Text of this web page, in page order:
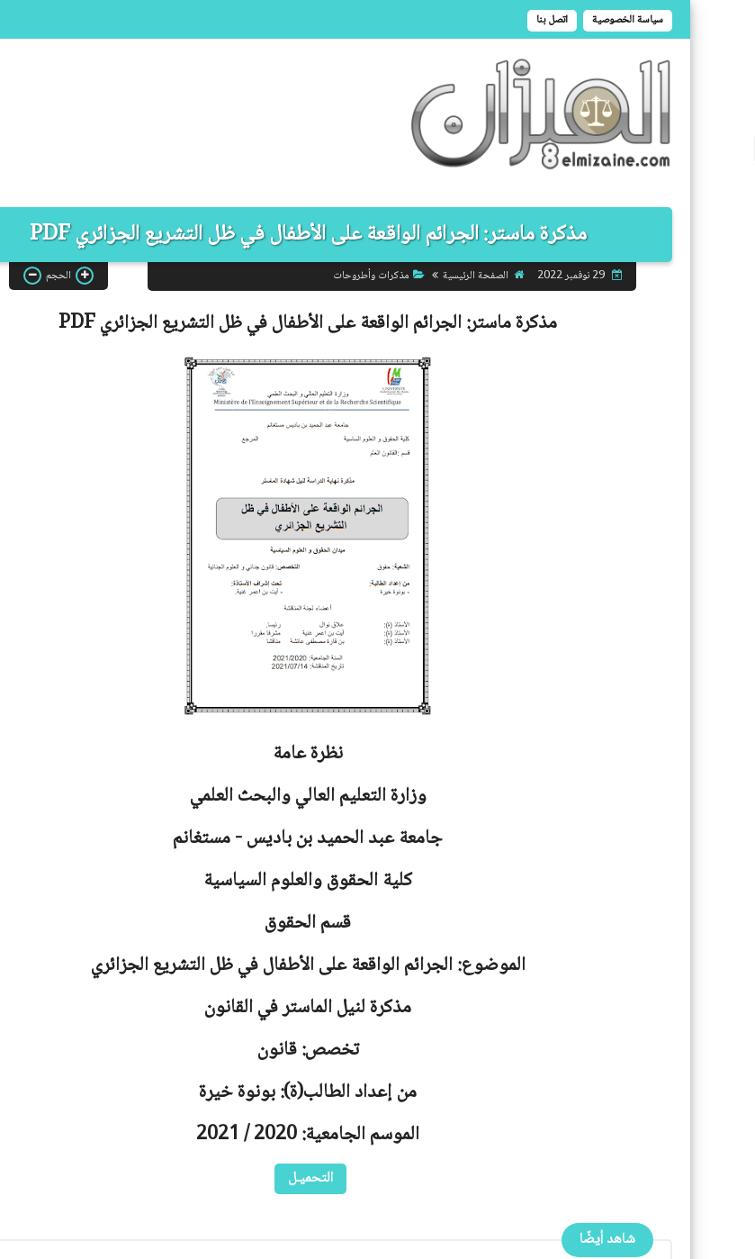
سياسة الخصوصية اتصل بنا
مذكرة ماستر: الجرائم الواقعة على الأطفال في ظل التشريع الجزائري PDF
29 نوفمبر 2022 الصفحة الرئيسية مذكرات وأطروحات الحجم
مذكرة ماستر:الجرائم الواقعة على الأطفال في ظل التشريع الجزائريPDF
نظرة عامة
وزارة التعليم العالي والبحث العلمي
جامعةعبد الحميد بن باديس - مستغانم
كلية الحقوق والعلوم السياسية
قسم الحقوق
الموضوع: الجرائم الواقعة على الأطفال في ظل التشريع الجزائري
مذكرة لنيل الماستر في القانون
تخصص: قانون
من إعداد الطالب(ة): بونوة خيرة
الموسم الجامعية: 2020 / 2021
التحميـل
شاهد أيضًا